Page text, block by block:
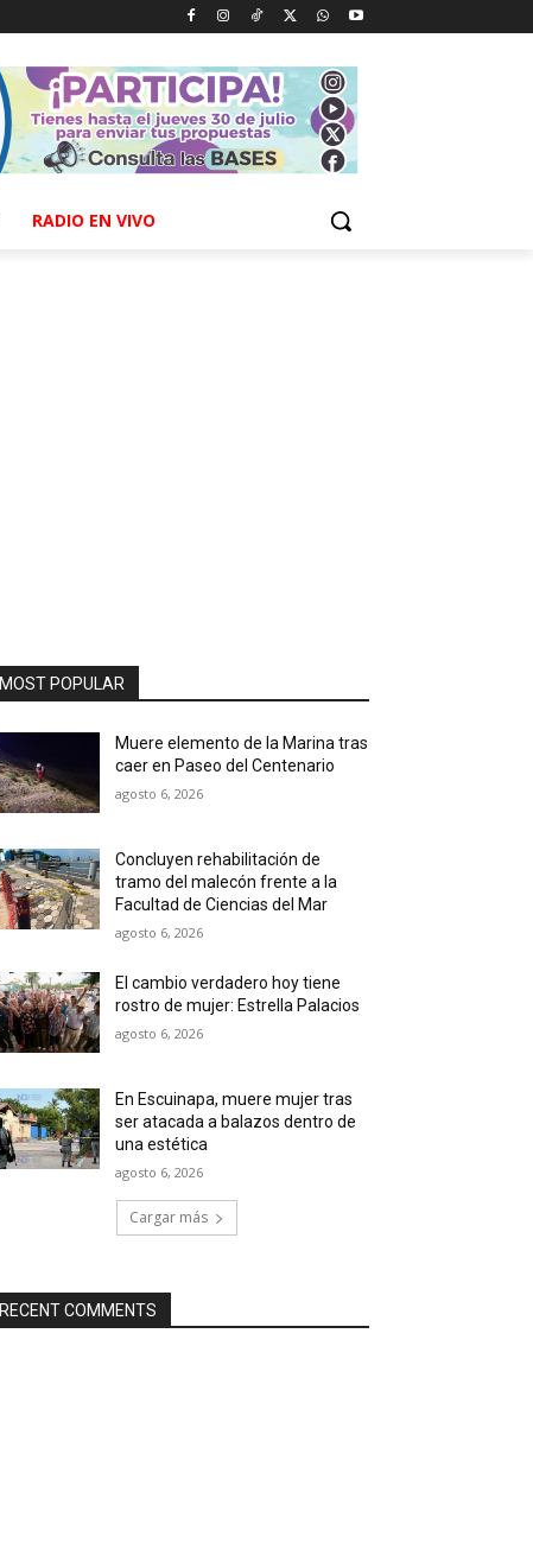
RADIO EN VIVO
MOST POPULAR
Muere elemento de la Marina tras
caer en Paseo del Centenario
agosto 6, 2026
Concluyen rehabilitación de
tramo del malecón frente a la
Facultad de Ciencias del Mar
agosto 6, 2026
El cambio verdadero hoy tiene
rostro de mujer: Estrella Palacios
agosto 6, 2026
En Escuinapa, muere mujer tras
ser atacada a balazos dentro de
una estética
agosto 6, 2026
Cargar más
RECENT COMMENTS